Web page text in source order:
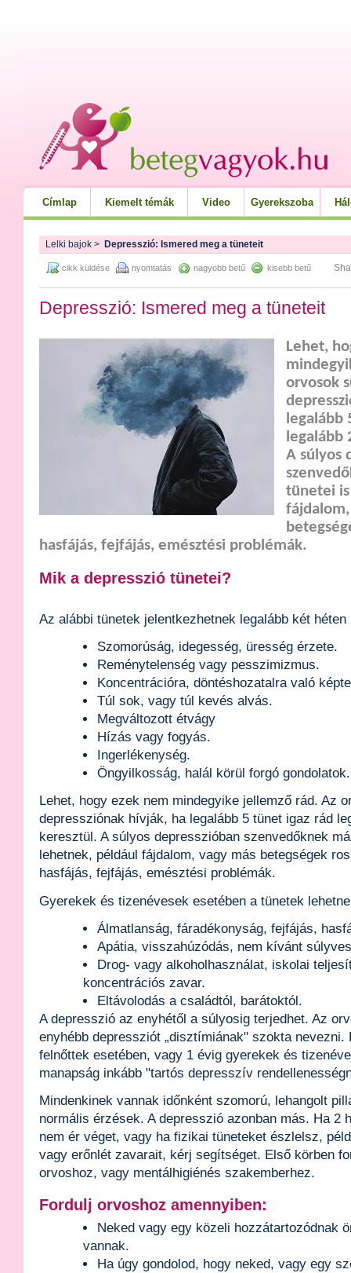
Címlap Kiemelt témák Video Gyerekszoba
Lelki bajok > Depresszió: Ismered meg a tüneteit
cikk küldése nyomtatás nagyobb betű kisebb betű
Depresszió: Ismered meg a tüneteit
Lehet,
orvosok
legalább
legalább
A súlyos
tünetei
hasfájás, fejfájás, emésztési problémák.
Mik a depresszió tünetei?
Az alábbi tünetek jelentkezhetnek legalább két
Szomorúság, idegesség, üresség érzete.
Reménytelenség vagy pesszimizmus.
Koncentrációra, döntéshozatalra való
Túl sok, vagy túl kevés alvás.
Megváltozott étvágy
Hízás vagy fogyás.
Ingerlékenység.
Öngyilkosság, halál körül forgó gondolatok.
Lehet, hogy ezek nem mindegyike jellemző rád. Az
depressziónak hívják, ha legalább 5 tünet igaz rád
keresztül. A súlyos depresszióban szenvedőknek
lehetnek, például fájdalom, vagy más betegségek
hasfájás, fejfájás, emésztési problémák.
Gyerekek és tizenévesek esetében a tünetek
Álmatlanság, fáradékonyság, fejfájás,
Apátia, visszahúzódás, nem kívánt
Drog- vagy alkoholhasználat, iskolai
koncentrációs zavar.
Eltávolodás a családtól, barátoktól.
A depresszió az enyhétől a súlyosig terjedhet. Az
enyhébb depressziót „disztímiának" szokta nevezni.
felnőttek esetében, vagy 1 évig gyerekek és
manapság inkább "tartós depresszív
Mindenkinek vannak időnként szomorú, lehangolt
normális érzések. A depresszió azonban más. Ha 2
nem ér véget, vagy ha fizikai tüneteket észlelsz,
vagy erőnlét zavarait, kérj segítséget. Első körben
orvoshoz, vagy mentálhigiénés szakemberhez.
Fordulj orvoshoz amennyiben:
Neked vagy egy közeli hozzátartozódnak
vannak.
Ha úgy gondolod, hogy neked, vagy egy